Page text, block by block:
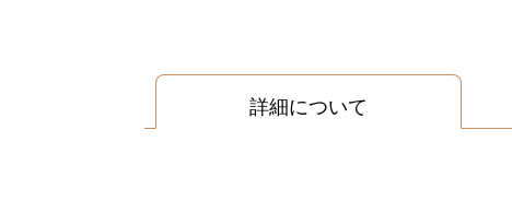
詳細について